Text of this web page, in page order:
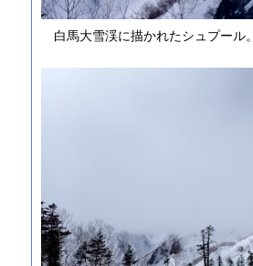
白馬大雪渓に描かれたシュプール。